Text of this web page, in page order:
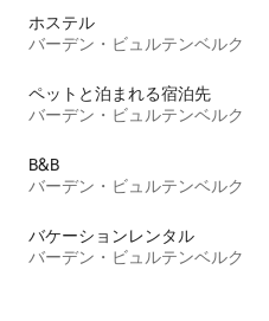
ホステル
バーデン・ビュルテンベルク
ペットと泊まれる宿泊先
バーデン・ビュルテンベルク
B&B
バーデン・ビュルテンベルク
バケーションレンタル
バーデン・ビュルテンベルク